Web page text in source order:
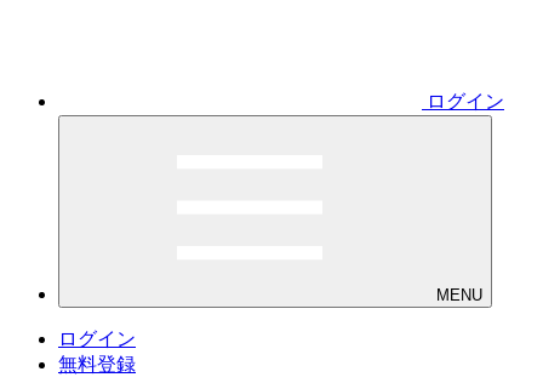
ログイン
MENU
ログイン
無料登録